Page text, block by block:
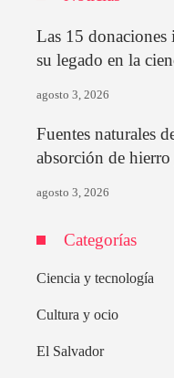
Las 15 donaciones
su legado en la
agosto 3, 2026
Fuentes naturales
absorción de
agosto 3, 2026
Categorías
Ciencia y tecnología
Cultura y ocio
El Salvador